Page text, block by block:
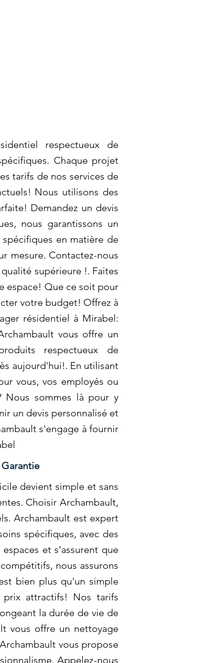
respectueux de
Chaque projet
tarifs de nos services de
Nous utilisons des
Demandez un devis
nous garantissons un
en matière de
mesure. Contactez-nous
supérieure !. Faites
espace! Que ce soit pour
votre budget! Offrez à
résidentiel à Mirabel:
vous offre un
respectueux de
aujourd'hui!. En utilisant
vous, vos employés ou
Nous sommes là pour y
un devis personnalisé et
s'engage à fournir
devient simple et sans
Choisir Archambault,
Archambault est expert
spécifiques, avec des
et s’assurent que
nous assurons
bien plus qu'un simple
prix attractifs! Nos tarifs
la durée de vie de
vous offre un nettoyage
vous propose
Appelez-nous